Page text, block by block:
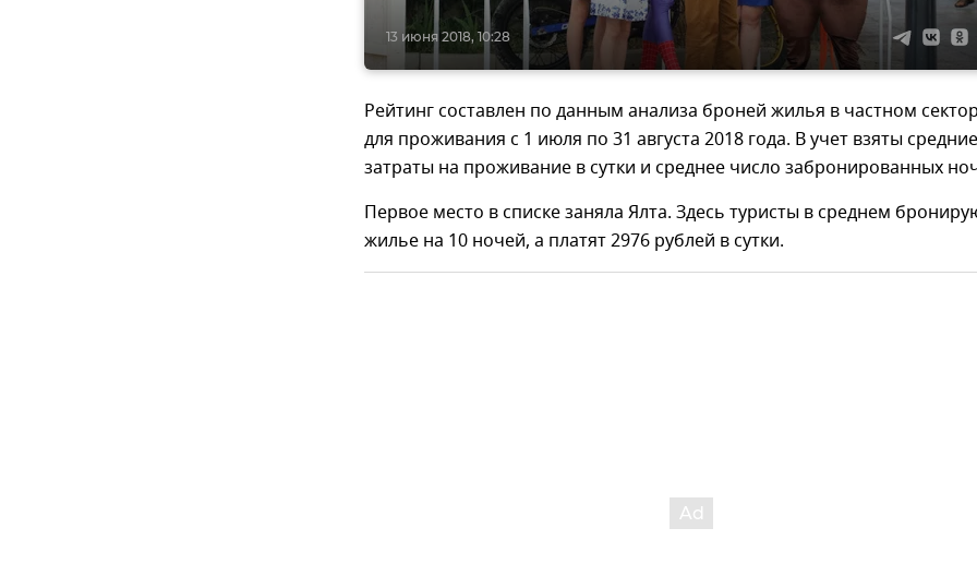
13 июня 2018, 10:28
Рейтинг составлен по данным анализа броней жилья в частном
для проживания с 1 июля по 31 августа 2018 года. В учет взяты средние
затраты на проживание в сутки и среднее число забронированных
Первое место в списке заняла Ялта. Здесь туристы в среднем
жилье на 10 ночей, а платят 2976 рублей в сутки.